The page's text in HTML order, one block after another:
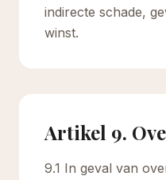
indirecte schade,
winst.
Artikel 9.
9.1 In geval van